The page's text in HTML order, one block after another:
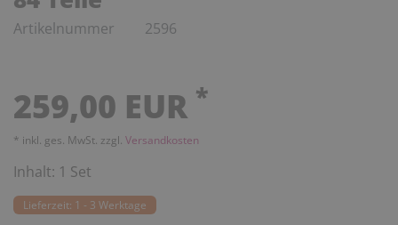
Artikelnummer 2596
259,00 EUR *
* inkl. ges. MwSt. zzgl. Versandkosten
Inhalt: 1 Set
Lieferzeit: 1 - 3 Werktage